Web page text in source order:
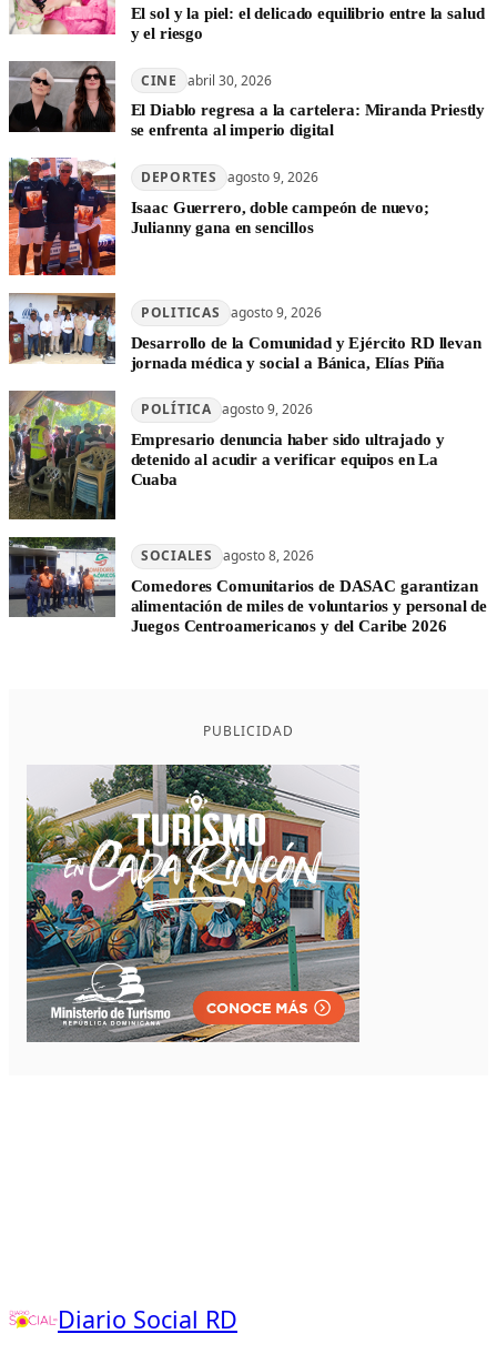
El sol y la piel: el delicado equilibrio entre la salud
y el riesgo
CINE abril 30, 2026
El Diablo regresa a la cartelera: Miranda Priestly
se enfrenta al imperio digital
DEPORTES agosto 9, 2026
Isaac Guerrero, doble campeón de nuevo;
Julianny gana en sencillos
POLITICAS agosto 9, 2026
Desarrollo de la Comunidad y Ejército RD llevan
jornada médica y social a Bánica, Elías Piña
POLÍTICA agosto 9, 2026
Empresario denuncia haber sido ultrajado y
detenido al acudir a verificar equipos en La
Cuaba
SOCIALES agosto 8, 2026
Comedores Comunitarios de DASAC garantizan
alimentación de miles de voluntarios y personal de
Juegos Centroamericanos y del Caribe 2026
PUBLICIDAD
Diario Social RD